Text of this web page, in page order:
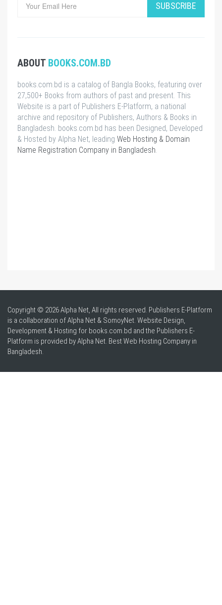
SUBSCRIBE
ABOUT BOOKS.COM.BD
books.com.bd is a catalog of Bangla Books, featuring over
27,500+ Books from authors of past and present. This
Website is a part of Publishers E-Platform, a national
archive and repository of Publishers, Authors & Books in
Bangladesh. books.com.bd has been Designed, Developed
& Hosted by Alpha Net, leading Web Hosting & Domain
Name Registration Company in Bangladesh
Copyright © 2026 Alpha Net, All rights reserved. Publishers E-Platform
is a collaboration of Alpha Net & SomoyNet. Website Design,
Development & Hosting for books.com.bd and the Publishers E-
Platform is provided by Alpha Net. BestWeb Hosting Company in
Bangladesh.